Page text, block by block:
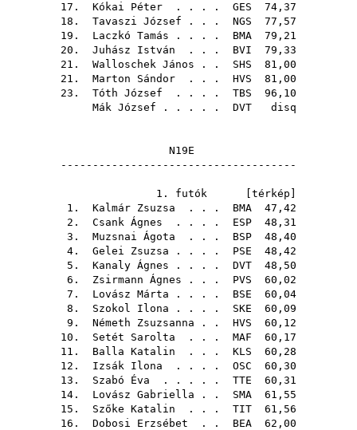
17. Kókai Péter . . . . GES 74,37
18. Tavaszi József . . . NGS 77,57
19. Laczkó Tamás . . . . BMA 79,21
20. Juhász István . . . BVI 79,33
21. Walloschek János . . SHS 81,00
21. Marton Sándor . . . HVS 81,00
23. Tóth József . . . . TBS 96,10
Mák József . . . . . DVT disq
N19E
-------------------------------------
1. futók [ térkép
1. Kalmár Zsuzsa . . . BMA 47,42
2. Csank Ágnes . . . . ESP 48,31
3. Muzsnai Ágota . . . BSP 48,40
4. Gelei Zsuzsa . . . . PSE 48,42
5. Kanaly Ágnes . . . . DVT 48,50
6. Zsirmann Ágnes . . . PVS 60,02
7. Lovász Márta . . . . BSE 60,04
8. Szokol Ilona . . . . SKE 60,09
9. Németh Zsuzsanna . . HVS 60,12
10. Setét Sarolta . . . MAF 60,17
11. Balla Katalin . . . KLS 60,28
12. Izsák Ilona . . . . OSC 60,30
13. Szabó Éva . . . . . TTE 60,31
14. Lovász Gabriella . . SMA 61,55
15. Szőke Katalin . . . TIT 61,56
16. Dobosi Erzsébet . . BEA 62,00